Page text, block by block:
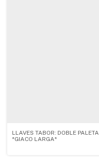
LLAVES TABOR: DOBLE PALETA
*GIACO LARGA*